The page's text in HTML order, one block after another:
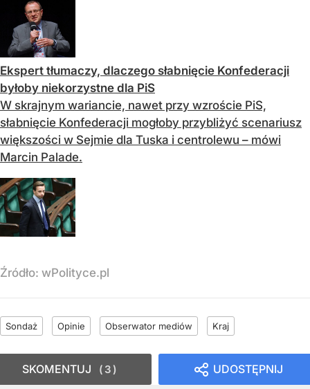
Ekspert tłumaczy, dlaczego słabnięcie Konfederacji
byłoby niekorzystne dla PiS
W skrajnym wariancie, nawet przy wzroście PiS,
słabnięcie Konfederacji mogłoby przybliżyć scenariusz
większości w Sejmie dla Tuska i centrolewu – mówi
Marcin Palade.
Źródło: wPolityce.pl
Sondaż Opinie Obserwator mediów Kraj
UDOSTĘPNIJ
SKOMENTUJ 3